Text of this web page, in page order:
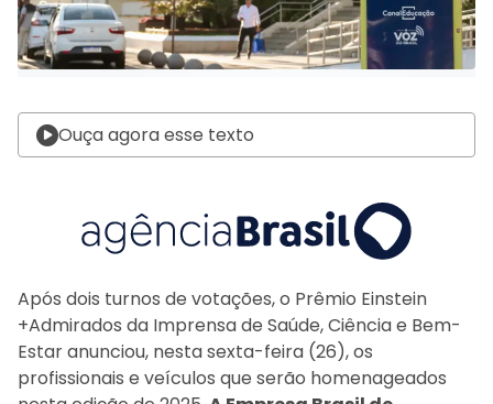
Ouça agora esse texto
Após dois turnos de votações, o Prêmio Einstein
+Admirados da Imprensa de Saúde, Ciência e Bem-
Estar anunciou, nesta sexta-feira (26), os
profissionais e veículos que serão homenageados